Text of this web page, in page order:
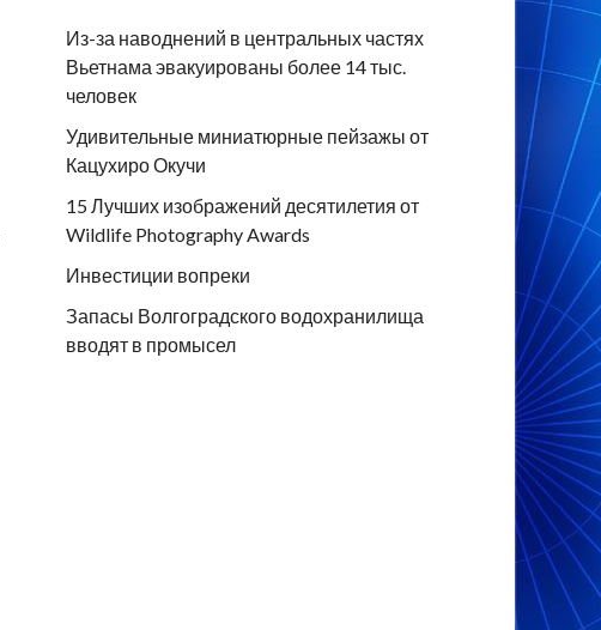
Из-за наводнений в центральных частях
Вьетнама эвакуированы более 14 тыс.
человек
Удивительные миниатюрные пейзажы от
Кацухиро Окучи
15 Лучших изображений десятилетия от
Wildlife Photography Awards
Инвестиции вопреки
Запасы Волгоградского водохранилища
вводят в промысел